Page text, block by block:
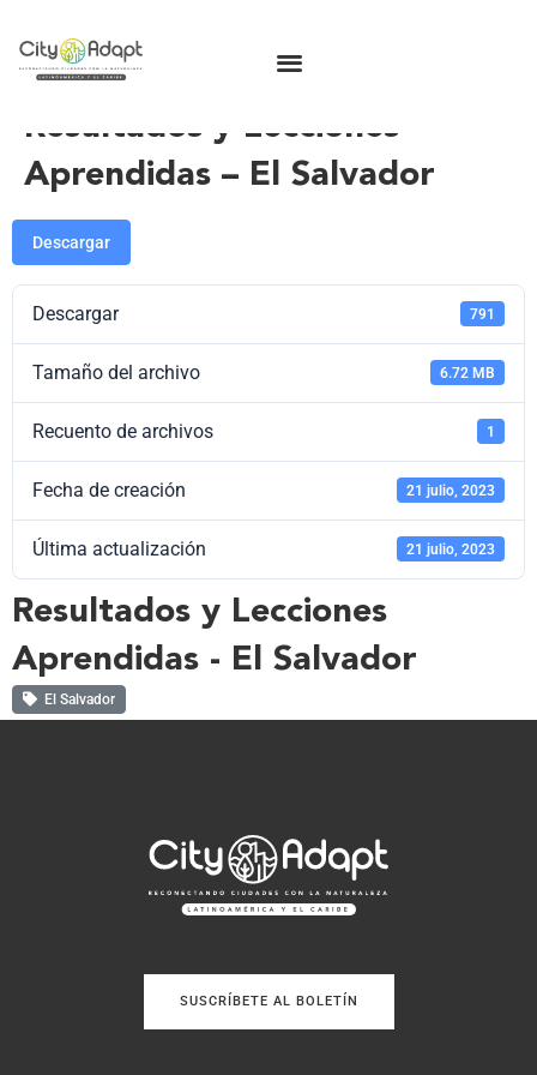
Resultados y Lecciones
Aprendidas – El Salvador
Descargar
Descargar 791
Tamaño del archivo 6.72 MB
Recuento de archivos 1
Fecha de creación 21 julio, 2023
Última actualización 21 julio, 2023
Resultados y Lecciones
Aprendidas - El Salvador
El Salvador
SUSCRÍBETE AL BOLETÍN